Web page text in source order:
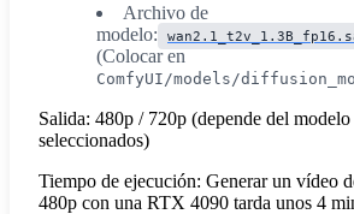
Archivo de
modelo:
(Colocar en
ComfyUI/models/
Salida: 480p / 720p (depende del
seleccionados)
Tiempo de ejecución: Generar un vídeo
480p con una RTX 4090 tarda unos 4